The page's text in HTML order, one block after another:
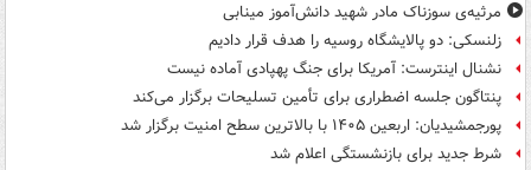
مرثیه‌ی سوزناک مادر شهید دانش‌آموز مینابی
زلنسکی: دو پالایشگاه روسیه را هدف قرار دادیم
نشنال اینترست: آمریکا برای جنگ پهپادی آماده نیست
پنتاگون جلسه اضطراری برای تأمین تسلیحات برگزار می‌کند
پورجمشیدیان: اربعین ۱۴۰۵ با بالاترین سطح امنیت برگزار شد
شرط جدید برای بازنشستگی اعلام شد